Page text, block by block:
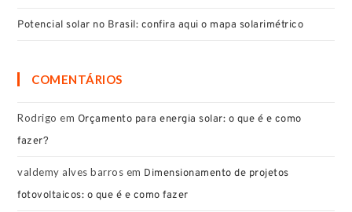
Potencial solar no Brasil: confira aqui o mapa solarimétrico
COMENTÁRIOS
Rodrigo em Orçamento para energia solar: o que é e como
fazer?
valdemy alves barros em Dimensionamento de projetos
fotovoltaicos: o que é e como fazer